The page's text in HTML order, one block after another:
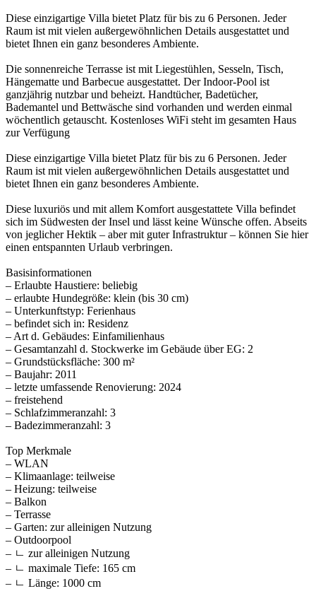
Diese einzigartige Villa bietet Platz für bis zu 6 Personen. Jeder
Raum ist mit vielen außergewöhnlichen Details ausgestattet und
bietet Ihnen ein ganz besonderes Ambiente.
Die sonnenreiche Terrasse ist mit Liegestühlen, Sesseln, Tisch,
Hängematte und Barbecue ausgestattet. Der Indoor-Pool ist
ganzjährig nutzbar und beheizt. Handtücher, Badetücher,
Bademantel und Bettwäsche sind vorhanden und werden einmal
wöchentlich getauscht. Kostenloses WiFi steht im gesamten Haus
zur Verfügung
Diese einzigartige Villa bietet Platz für bis zu 6 Personen. Jeder
Raum ist mit vielen außergewöhnlichen Details ausgestattet und
bietet Ihnen ein ganz besonderes Ambiente.
Diese luxuriös und mit allem Komfort ausgestattete Villa befindet
sich im Südwesten der Insel und lässt keine Wünsche offen. Abseits
von jeglicher Hektik – aber mit guter Infrastruktur – können Sie hier
einen entspannten Urlaub verbringen.
Basisinformationen
– Erlaubte Haustiere: beliebig
– erlaubte Hundegröße: klein (bis 30 cm)
– Unterkunftstyp: Ferienhaus
– befindet sich in: Residenz
– Art d. Gebäudes: Einfamilienhaus
– Gesamtanzahl d. Stockwerke im Gebäude über EG: 2
– Grundstücksfläche: 300 m²
– Baujahr: 2011
– letzte umfassende Renovierung: 2024
– freistehend
– Schlafzimmeranzahl: 3
– Badezimmeranzahl: 3
Top Merkmale
– WLAN
– Klimaanlage: teilweise
– Heizung: teilweise
– Balkon
– Terrasse
– Garten: zur alleinigen Nutzung
– Outdoorpool
– ㄴ zur alleinigen Nutzung
– ㄴ maximale Tiefe: 165 cm
– ㄴ Länge: 1000 cm